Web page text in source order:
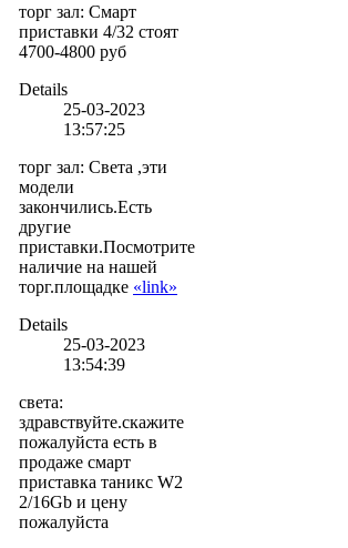
торг зал: Смарт
приставки 4/32 стоят
4700-4800 руб
Details
25-03-2023
13:57:25
торг зал: Света ,эти
модели
закончились.Есть
другие
приставки.Посмотрите
наличие на нашей
торг.площадке «link»
Details
25-03-2023
13:54:39
света:
здравствуйте.скажите
пожалуйста есть в
продаже смарт
приставка таникс W2
2/16Gb и цену
пожалуйста